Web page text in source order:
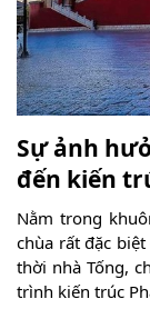
Sự ảnh
đến kiến
Nằm trong
chùa rất đặc
thời nhà Tống,
trình kiến trúc